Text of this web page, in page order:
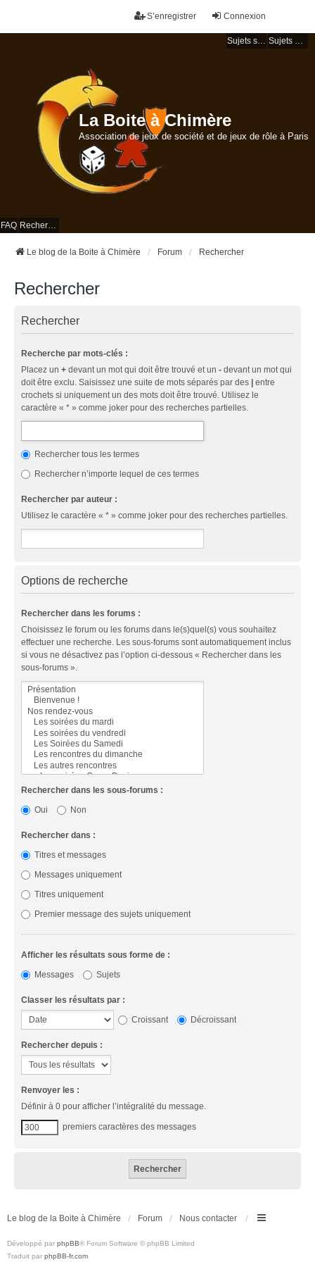
Connexion
S’enregistrer
Sujets sans réponse Sujets actifs
La Boite à Chimère
Association de jeux de société et de jeux de rôle à Paris
FAQ Rechercher
Le blog de la Boite à Chimère Forum Rechercher
Rechercher
Rechercher
Recherche par mots-clés :
Placez un + devant un mot qui doit être trouvé et un - devant un mot qui
doit être exclu. Saisissez une suite de mots séparés par des
entre
crochets si uniquement un des mots doit être trouvé. Utilisez le
caractère « * » comme joker pour des recherches partielles.
Rechercher tous les termes
Rechercher n’importe lequel de ces termes
Rechercher par auteur :
Utilisez le caractère « * » comme joker pour des recherches partielles.
Options de recherche
Rechercher dans les forums :
Choisissez le forum ou les forums dans le(s)quel(s) vous souhaitez
effectuer une recherche. Les sous-forums sont automatiquement inclus
si vous ne désactivez pas l’option ci-dessous « Rechercher dans les
sous-forums ».
Rechercher dans les sous-forums :
Oui
Non
Rechercher dans :
Titres et messages
Messages uniquement
Titres uniquement
Premier message des sujets uniquement
Afficher les résultats sous forme de :
Messages
Sujets
Classer les résultats par :
Croissant
Décroissant
Rechercher depuis :
Renvoyer les :
Définir à 0 pour afficher l’intégralité du message.
premiers caractères des messages
Le blog de la Boite à Chimère Forum Nous contacter
Développé par phpBB® Forum Software © phpBB Limited
Traduit par phpBB-fr.com